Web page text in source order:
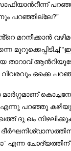
പറഞ്ഞില്ലേ?”
മറനീക്കാൻ
മുറുക്കെപ്പിടിച്ച്
താറാവ്
ഒക്കെ
മാർഗ്ഗമാണ്
എന്നു പറഞ്ഞു
ദു:ഖം
എന്ന ചോദ്യത്തിന്